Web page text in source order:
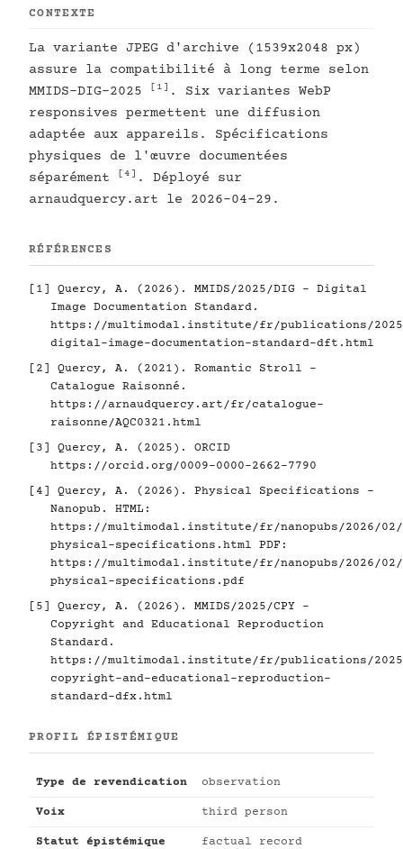
CONTEXTE
La variante JPEG d'archive (1539x2048 px)
assure la compatibilité à long terme selon
MMIDS-DIG-2025
[1] . Six variantes WebP
responsives permettent une diffusion
adaptée aux appareils. Spécifications
physiques de l'œuvre documentées
séparément
[4] . Déployé sur
arnaudquercy.art le 2026-04-29.
RÉFÉRENCES
[1]
Quercy, A. (2026). MMIDS/2025/DIG - Digital
Image Documentation Standard.
https://multimodal.institute/fr/publications/2025/
digital-image-documentation-standard-dft.html
[2]
Quercy, A. (2021). Romantic Stroll -
Catalogue Raisonné.
https://arnaudquercy.art/fr/catalogue-
raisonne/AQC0321.html
[3]
Quercy, A. (2025). ORCID
https://orcid.org/0009-0000-2662-7790
[4]
Quercy, A. (2026). Physical Specifications -
Nanopub. HTML:
https://multimodal.institute/fr/nanopubs/2026/02/
physical-specifications.html PDF:
https://multimodal.institute/fr/nanopubs/2026/02/
physical-specifications.pdf
[5]
Quercy, A. (2026). MMIDS/2025/CPY -
Copyright and Educational Reproduction
Standard.
https://multimodal.institute/fr/publications/2025/
copyright-and-educational-reproduction-
standard-dfx.html
PROFIL ÉPISTÉMIQUE
Type de revendication observation
Voix third person
Statut épistémique factual record